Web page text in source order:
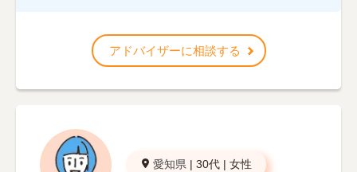
アドバイザーに相談する
愛知県 | 30代 | 女性